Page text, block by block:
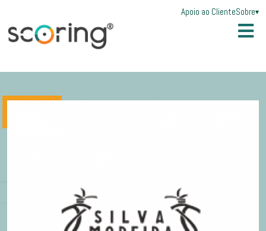
Apoio ao ClienteSobre▾